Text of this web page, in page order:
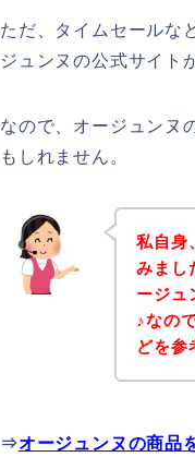
ただ、タイムセールな
ジュンヌの公式サイト
なので、オージュンヌ
もしれません。
私自身
みまし
ージュ
♪なの
どを参
⇒オージュンヌの商品